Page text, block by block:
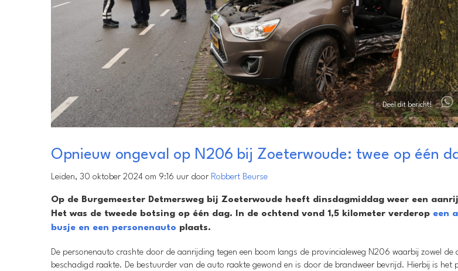
Deel dit bericht!
Opnieuw ongeval op N206 bij Zoeterwoude: twee op één
Leiden, 30 oktober 2024 om 9:16 uur door Robbert Beurse
Op de Burgemeester Detmersweg bij Zoeterwoude heeft dinsdagmiddag weer een
Het was de tweede botsing op één dag. In de ochtend vond 1,5 kilometer verderop een
busje en een personenauto plaats.
De personenauto crashte door de aanrijding tegen een boom langs de provincialeweg N206 waarbij zowel de
beschadigd raakte. De bestuurder van de auto raakte gewond en is door de brandweer bevrijd. Hierbij is het